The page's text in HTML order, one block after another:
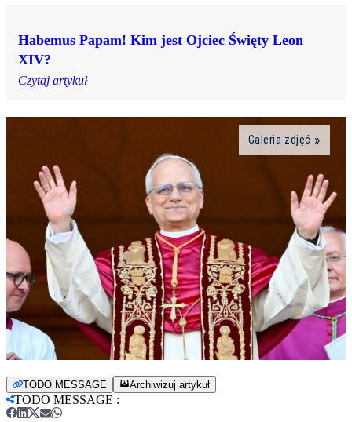
Habemus Papam! Kim jest Ojciec Święty Leon
XIV?
Czytaj artykuł
Galeria zdjęć
TODO MESSAGE Archiwizuj artykuł
TODO MESSAGE :